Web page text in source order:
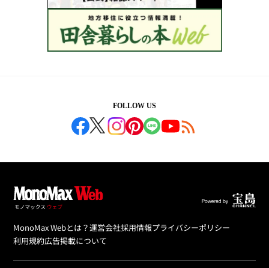
FOLLOW US
MonoMax Webとは？運営会社採用情報プライバシーポリシー
利用規約広告掲載について